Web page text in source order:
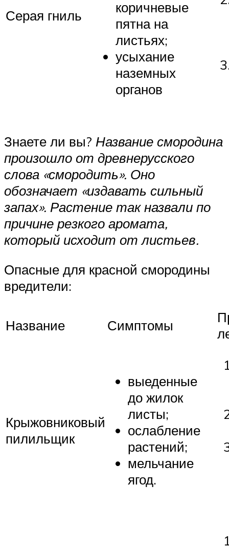
Серая гниль
коричневые
пятна на
листьях;
усыхание
наземных
органов
Знаете ли вы? Название смородина
произошло от древнерусского
слова «смородить». Оно
обозначает «издавать сильный
запах». Растение так назвали по
причине резкого аромата,
который исходит от листьев.
Опасные для красной смородины
вредители:
Название Симптомы
Крыжовниковый
пилильщик
выеденные
до жилок
листы;
ослабление
растений;
мельчание
ягод.